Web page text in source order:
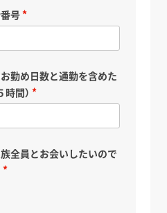
号
勤め日数と通勤を含めた
間）
全員とお会いしたいので